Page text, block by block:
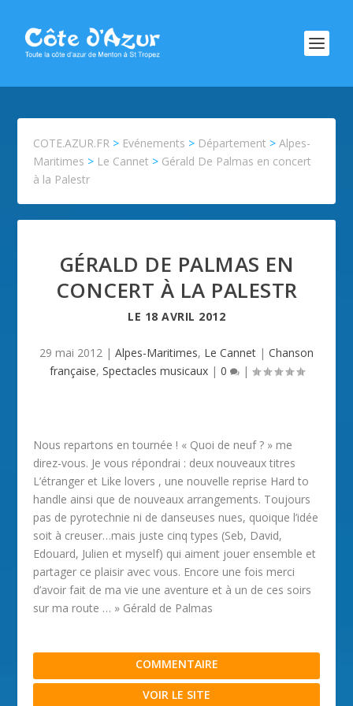
COTE.AZUR.FR > Evénements > Département >Alpes-
Maritimes > Le Cannet > Gérald De Palmas en concert
à la Palestr
GÉRALD DE PALMAS EN
CONCERT À LA PALESTR
LE 18 AVRIL 2012
29 mai 2012 | Alpes-Maritimes, Le Cannet | Chanson
française, Spectacles musicaux| 0 |
Nous repartons en tournée ! « Quoi de neuf ? » me
direz-vous. Je vous répondrai : deux nouveaux titres
L’étranger et Like lovers , une nouvelle reprise Hard to
handle ainsi que de nouveaux arrangements. Toujours
pas de pyrotechnie ni de danseuses nues, quoique l’idée
soit à creuser…mais juste cinq types (Seb, David,
Edouard, Julien et myself) qui aiment jouer ensemble et
partager ce plaisir avec vous. Encore une fois merci
d’avoir fait de ma vie une aventure et à un de ces soirs
sur ma route … » Gérald de Palmas
COMMENTAIRE
VOIR LE SITE